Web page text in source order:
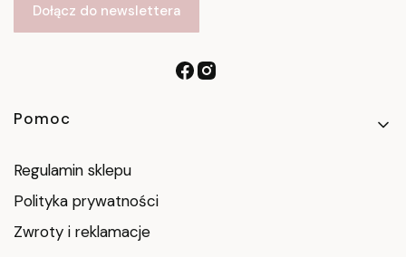
Dołącz do newslettera
Linki w stopce
Pomoc
Regulamin sklepu
Polityka prywatności
Zwroty i reklamacje